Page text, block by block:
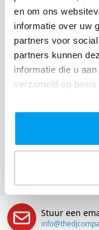
en om ons
informatie over uw
partners voor
partners kunnen
informatie die u
verzameld op
afstemming met
zorgen dat het
jouw feest gaat
kost.
DJ boeken uit
makkelijk.
berekenen voor
een vrijblijvende
Braamt en
Stuur een